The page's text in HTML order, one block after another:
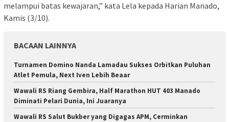
melampui batas kewajaran,” kata Lela kepada Harian Manado,
Kamis (3/10).
BACAAN LAINNYA
Turnamen Domino Nanda Lamadau Sukses Orbitkan Puluhan
Atlet Pemula, Next Iven Lebih Beaar
Wawali RS Riang Gembira, Half Marathon HUT 403 Manado
Diminati Pelari Dunia, Ini Juaranya
Wawali RS Salut Bukber yang Digagas APM, Cerminkan